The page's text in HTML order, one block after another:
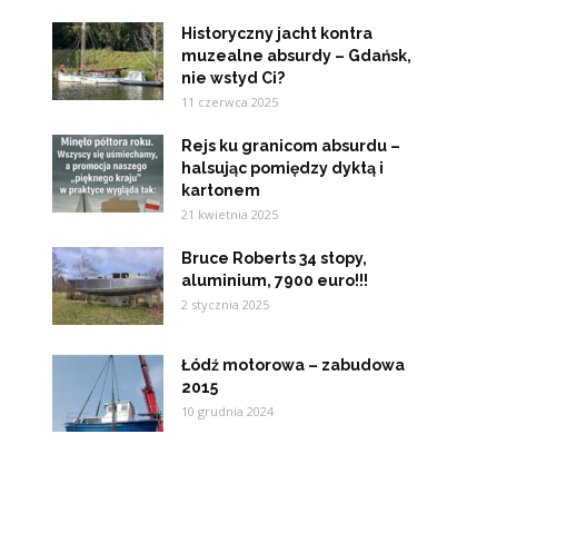
Historyczny jacht kontra
muzealne absurdy – Gdańsk,
nie wstyd Ci?
11 czerwca 2025
Rejs ku granicom absurdu –
halsując pomiędzy dyktą i
kartonem
21 kwietnia 2025
Bruce Roberts 34 stopy,
aluminium, 7900 euro!!!
2 stycznia 2025
Łódź motorowa – zabudowa
2015
10 grudnia 2024